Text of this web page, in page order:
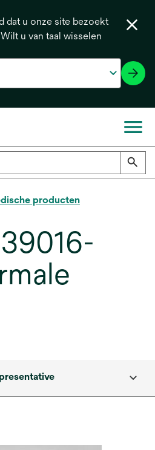
dat u onze site bezoekt
u van taal wisselen
producten